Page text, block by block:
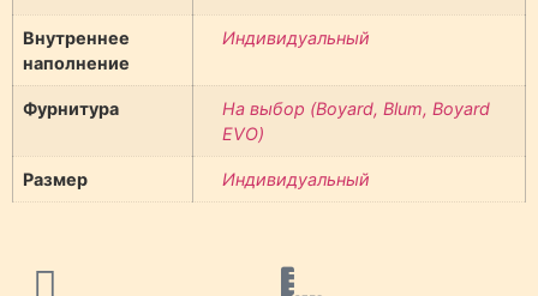
Внутреннее
наполнение
Индивидуальный
Фурнитура
На выбор (Boyard, Blum, Boyard
EVO)
Размер Индивидуальный